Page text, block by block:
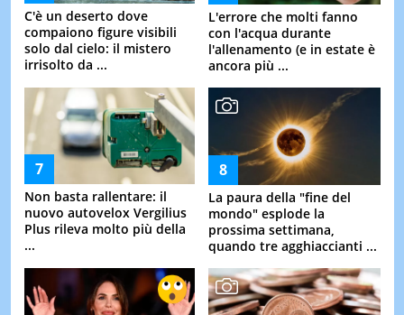
C'è un deserto dove
compaiono figure visibili
solo dal cielo: il mistero
irrisolto da ...
L'errore che molti fanno
con l'acqua durante
l'allenamento (e in estate è
ancora più ...
Non basta rallentare: il
nuovo autovelox Vergilius
Plus rileva molto più della
...
La paura della "fine del
mondo" esplode la
prossima settimana,
quando tre agghiaccianti ...